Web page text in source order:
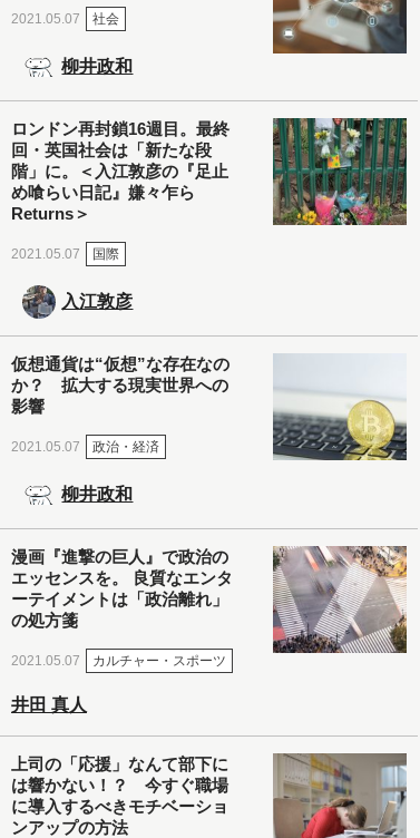
2021.05.07 社会
柳井政和
ロンドン再封鎖16週目。最終
回・英国社会は「新たな段
階」に。＜入江敦彦の『足止
め喰らい日記』嫌々乍ら
Returns＞
2021.05.07 国際
入江敦彦
仮想通貨は“仮想”な存在なの
か？ 拡大する現実世界への
影響
2021.05.07 政治・経済
柳井政和
漫画『進撃の巨人』で政治の
エッセンスを。 良質なエンタ
ーテイメントは「政治離れ」
の処方箋
2021.05.07 カルチャー・スポーツ
井田 真人
上司の「応援」なんて部下に
は響かない！？ 今すぐ職場
に導入するべきモチベーショ
ンアップの方法